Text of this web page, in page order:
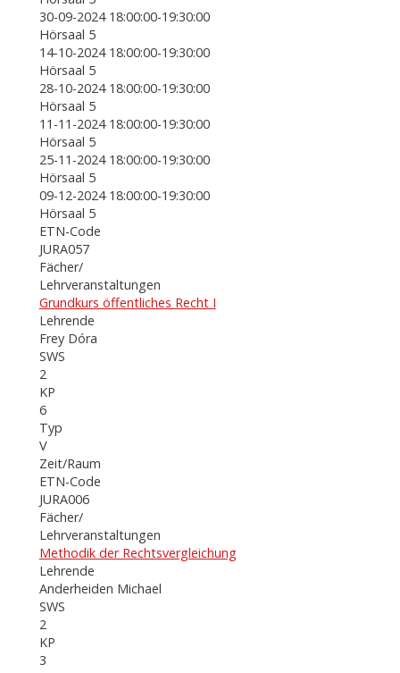
30-09-2024 18:00:00-19:30:00
Hörsaal 5
14-10-2024 18:00:00-19:30:00
Hörsaal 5
28-10-2024 18:00:00-19:30:00
Hörsaal 5
11-11-2024 18:00:00-19:30:00
Hörsaal 5
25-11-2024 18:00:00-19:30:00
Hörsaal 5
09-12-2024 18:00:00-19:30:00
Hörsaal 5
ETN-Code
JURA057
Fächer/
Lehrveranstaltungen
Grundkurs öffentliches Recht I
Lehrende
Frey Dóra
SWS
2
KP
6
Typ
V
Zeit/Raum
ETN-Code
JURA006
Fächer/
Lehrveranstaltungen
Methodik der Rechtsvergleichung
Lehrende
Anderheiden Michael
SWS
2
KP
3